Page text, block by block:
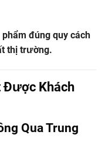
đúng quy cách
thị trường.
Được Khách
Qua Trung